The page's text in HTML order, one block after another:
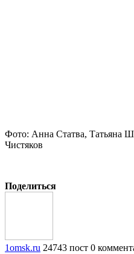
Фото: Анна Статва, Татьяна
Чистяков
Поделиться
1omsk.ru 24743 пост 0